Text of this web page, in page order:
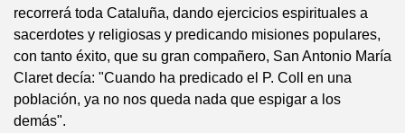
recorrerá toda Cataluña, dando ejercicios espirituales a
sacerdotes y religiosas y predicando misiones populares,
con tanto éxito, que su gran compañero, San Antonio María
Claret decía: "Cuando ha predicado el P. Coll en una
población, ya no nos queda nada que espigar a los
demás".